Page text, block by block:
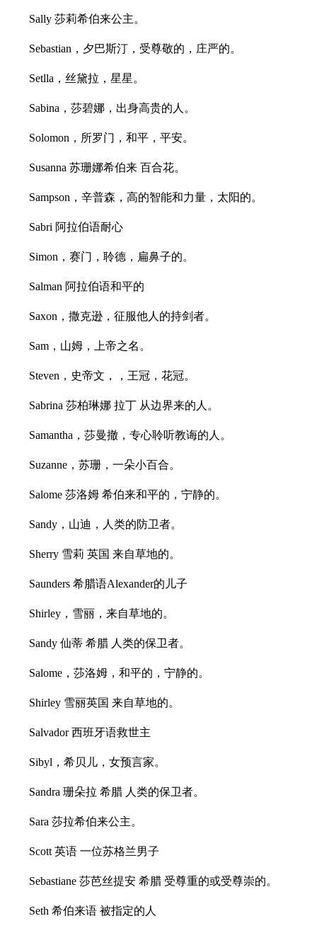
Sally 莎莉希伯来公主。
Sebastian，夕巴斯汀，受尊敬的，庄严的。
Setlla，丝黛拉，星星。
Sabina，莎碧娜，出身高贵的人。
Solomon，所罗门，和平，平安。
Susanna 苏珊娜希伯来 百合花。
Sampson，辛普森，高的智能和力量，太阳的。
Sabri 阿拉伯语耐心
Simon，赛门，聆德，扁鼻子的。
Salman 阿拉伯语和平的
Saxon，撒克逊，征服他人的持剑者。
Sam，山姆，上帝之名。
Steven，史帝文，，王冠，花冠。
Sabrina 莎柏琳娜 拉丁 从边界来的人。
Samantha，莎曼撤，专心聆听教诲的人。
Suzanne，苏珊，一朵小百合。
Salome 莎洛姆 希伯来和平的，宁静的。
Sandy，山迪，人类的防卫者。
Sherry 雪莉 英国 来自草地的。
Saunders 希腊语Alexander的儿子
Shirley，雪丽，来自草地的。
Sandy 仙蒂 希腊 人类的保卫者。
Salome，莎洛姆，和平的，宁静的。
Shirley 雪丽英国 来自草地的。
Salvador 西班牙语救世主
Sibyl，希贝儿，女预言家。
Sandra 珊朵拉 希腊 人类的保卫者。
Sara 莎拉希伯来公主。
Scott 英语 一位苏格兰男子
Sebastiane 莎芭丝提安 希腊 受尊重的或受尊崇的。
Seth 希伯来语 被指定的人